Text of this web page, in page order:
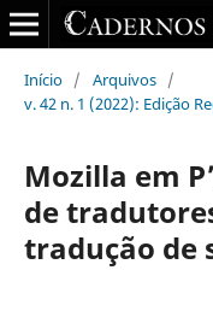
Início / Arquivos /
v. 42 n. 1 (2022): Edição
Mozilla em
de
tradução de